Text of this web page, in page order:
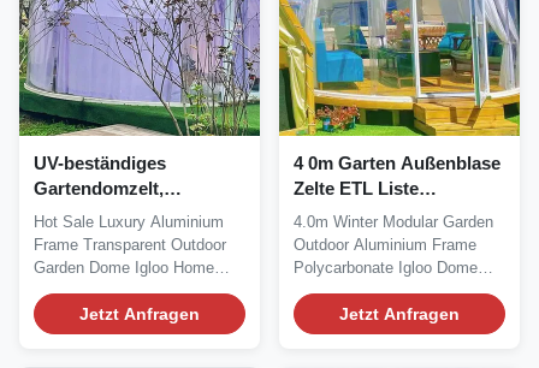
UV-beständiges
Gartendomzelt,
beständig gegen Öl und
Gas
Hot Sale Luxury Aluminium
Frame Transparent Outdoor
Garden Dome Igloo Home
Tent We understand the...
Jetzt Anfragen
4 0m Garten Außenblase
Zelte ETL Liste
Prüfgeräte
Energiemanagement
4.0m Winter Modular Garden
Outdoor Aluminium Frame
Polycarbonate Igloo Dome
Homes We would like...
Jetzt Anfragen